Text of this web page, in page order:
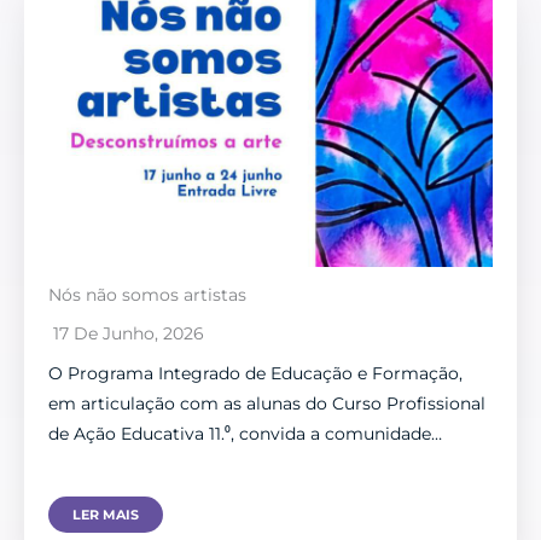
Nós não somos artistas
17 De Junho, 2026
O Programa Integrado de Educação e Formação,
em articulação com as alunas do Curso Profissional
de Ação Educativa 11.⁰, convida a comunidade…
LER MAIS